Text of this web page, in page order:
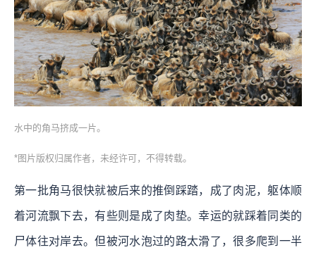
水中的角马挤成一片。
*图片版权归属作者，未经许可，不得转载。
第一批角马很快就被后来的推倒踩踏，成了肉泥，躯体顺
着河流飘下去，有些则是成了肉垫。幸运的就踩着同类的
尸体往对岸去。但被河水泡过的路太滑了，很多爬到一半